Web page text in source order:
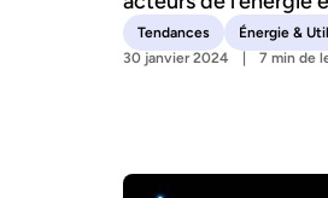
Tendances
Énergie &
30 janvier 2024
7 min de